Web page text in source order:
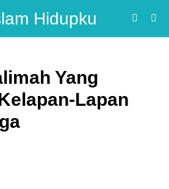
Yang
Lapan